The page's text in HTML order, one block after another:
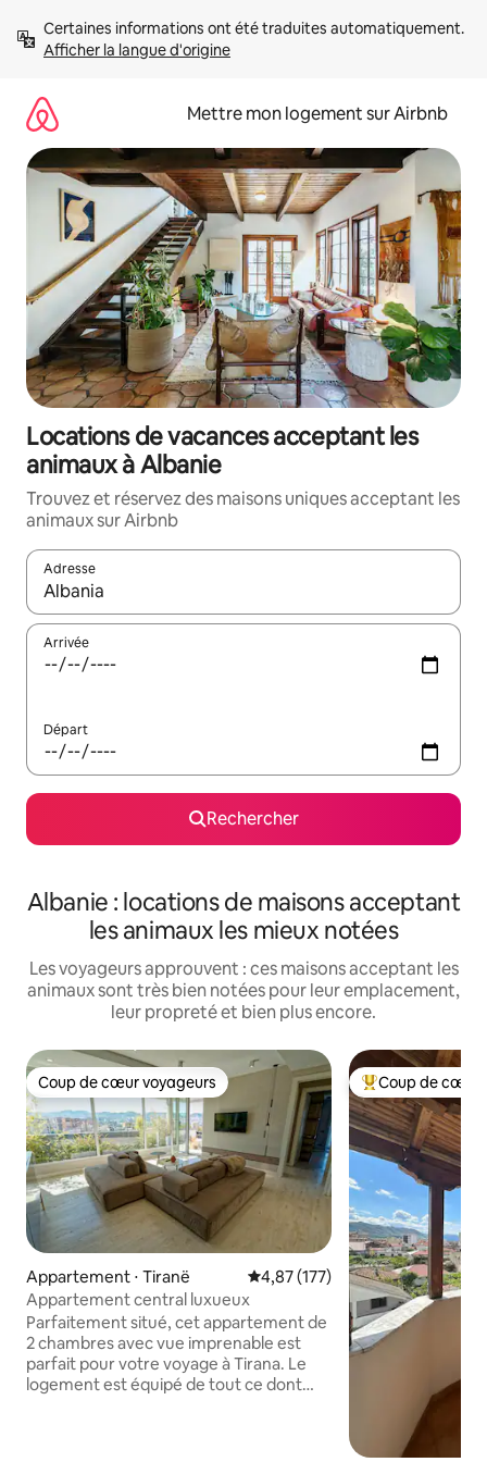
directement
Afficher la langue d'origine
Mettre mon logement sur Airbnb
Locations de vacances acceptant les
animaux à Albanie
Trouvez et réservez des maisons uniques acceptant les
animaux sur Airbnb
Adresse
Lorsque les résultats s'affichent, utilisez les flèches vers le
Arrivée
Départ
Rechercher
Albanie : locations de maisons acceptant
les animaux les mieux notées
Les voyageurs approuvent : ces maisons acceptant les
animaux sont très bien notées pour leur emplacement,
leur propreté et bien plus encore.
Coup de cœur voyageurs
Coup de cœur voyageurs
Appartement ⋅ Tiranë Évaluation moyenne sur la
4,87 (177)
Appartement central luxueux
Parfaitement situé, cet appartement de
2 chambres avec vue imprenable est
parfait pour votre voyage à Tirana. Le
logement est équipé de tout ce dont
Coups de cœur
Coup de cœur